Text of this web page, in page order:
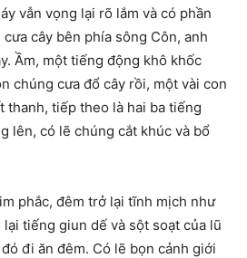
vẫn vọng lại rõ lắm và có phần
cây bên phía sông Côn, anh
Ầm, một tiếng động khô khốc
chúng cưa đổ cây rồi, một vài con
thanh, tiếp theo là hai ba tiếng
lên, có lẽ chúng cắt khúc và bổ
phắc, đêm trở lại tĩnh mịch như
tiếng giun dế và sột soạt của lũ
đi ăn đêm. Có lẽ bọn cảnh giới